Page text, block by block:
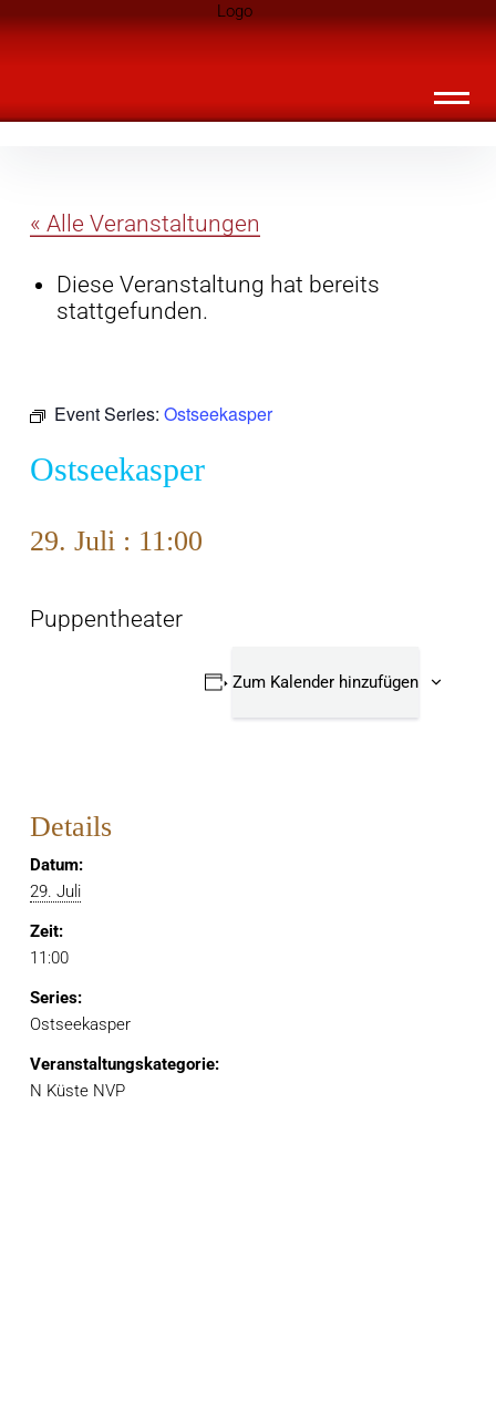
überspringen
Landknirpse – Die Zeitschrift für Leute
« Alle Veranstaltungen
Diese Veranstaltung hat bereits
stattgefunden.
Event Series: Ostseekasper
Ostseekasper
29. Juli : 11:00
Puppentheater
Zum Kalender hinzufügen
Details
Datum:
29. Juli
Zeit:
11:00
Series:
Ostseekasper
Veranstaltungskategorie:
N Küste NVP